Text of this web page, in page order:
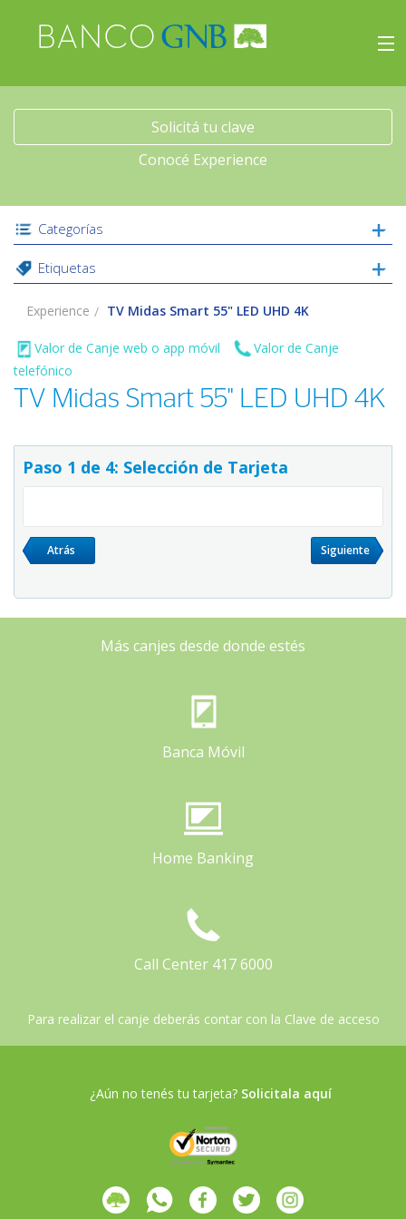
Beneficios
Experience
Acceso
Solicitá tu clave
Conocé Experience
Categorías
Etiquetas
Experience TV Midas Smart 55" LED UHD 4K
Valor de Canje web o app móvil
Valor de Canje
telefónico
TV Midas Smart 55" LED UHD 4K
Paso 1 de 4: Selección de Tarjeta
Atrás Siguiente
Más canjes desde donde estés
Banca Móvil
Home Banking
Call Center 417 6000
Para realizar el canje deberás contar con la Clave de acceso
¿Aún no tenés tu tarjeta? Solicitala aquí